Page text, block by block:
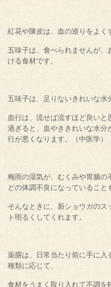
紅花や陳皮は、血の巡りをよく
五味子は、食べられませんが
ける食材です。
五味子は、足りないきれいな水
血行は、流せば流すほど良い
過ぎると、血やききれいな水分
行が悪くなります。（中医学）
梅雨の湿気が、むくみや胃腸の
どの体調不良になっていること
そんなときに、新ショウガの
ト明るくしてくれます。
薬膳は、日常当たり前に手に
種類に応じて、
食材をうまく取り入れて不調を